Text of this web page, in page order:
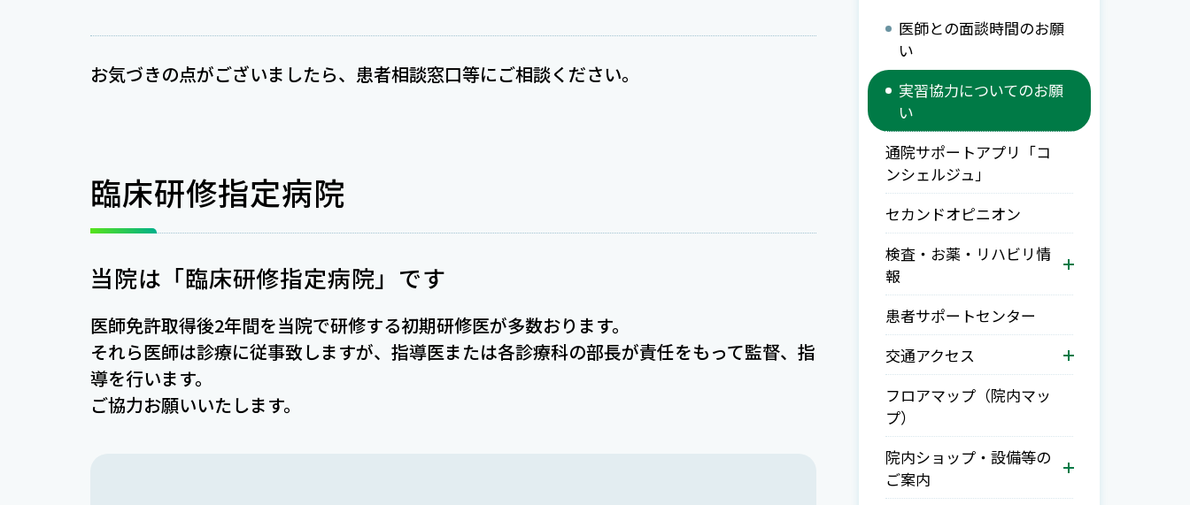
お気づきの点がございましたら、患者相談窓口等にご相談ください。
臨床研修指定病院
当院は「臨床研修指定病院」です
医師免許取得後2年間を当院で研修する初期研修医が多数おります。
それら医師は診療に従事致しますが、指導医または各診療科の部長が責任をもって監督、指
導を行います。
ご協力お願いいたします。
医師との面談時間のお願
い
実習協力についてのお願
い
通院サポートアプリ「コ
ンシェルジュ」
セカンドオピニオン
検査・お薬・リハビリ情
報
患者サポートセンター
交通アクセス
フロアマップ（院内マッ
プ）
院内ショップ・設備等の
ご案内